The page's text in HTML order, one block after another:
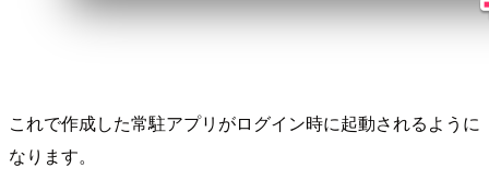
これで作成した常駐アプリがログイン時に起動されるように
なります。